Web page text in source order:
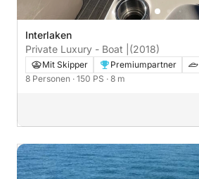
Interlaken
Private Luxury - Boat | (2018)
Mit Skipper Premiumpartner
8 Personen · 150 PS · 8 m